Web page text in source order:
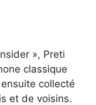
», Preti
classique
collecté
et de voisins.